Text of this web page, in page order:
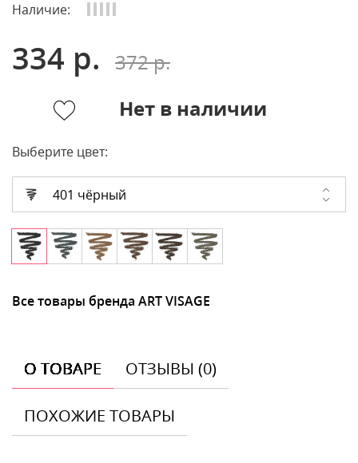
Наличие:
334 р.
372 р.
Нет в наличии
Выберите цвет:
401 чёрный
Все товары бренда ART VISAGE
О ТОВАРЕ ОТЗЫВЫ (0)
ПОХОЖИЕ ТОВАРЫ